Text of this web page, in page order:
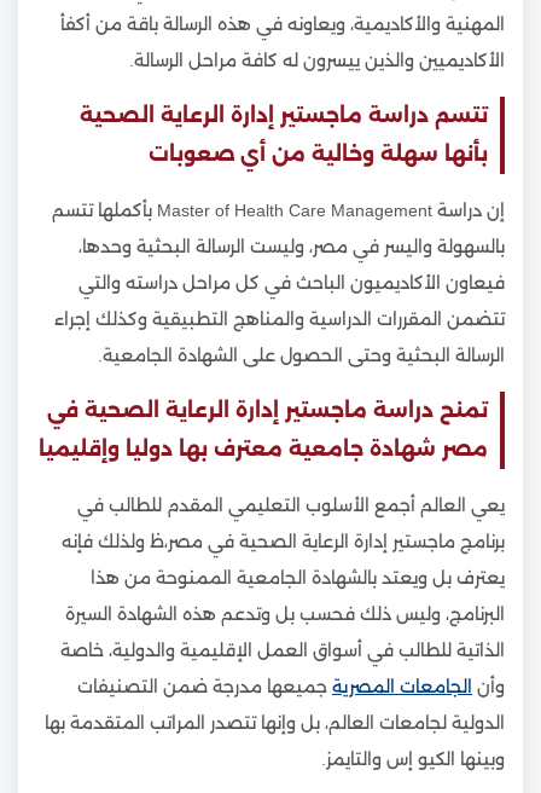
المهنية والأكاديمية، ويعاونه في هذه الرسالة باقة من أكفأ
الأكاديميين والذين ييسرون له كافة مراحل الرسالة.
تتسم دراسة ماجستير إدارة الرعاية الصحية
بأنها سهلة وخالية من أي صعوبات
إن دراسة Master of Health Care Management بأكملها تتسم
بالسهولة واليسر في مصر، وليست الرسالة البحثية وحدها،
فيعاون الأكاديميون الباحث في كل مراحل دراسته والتي
تتضمن المقررات الدراسية والمناهج التطبيقية وكذلك إجراء
الرسالة البحثية وحتى الحصول على الشهادة الجامعية.
تمنح دراسة ماجستير إدارة الرعاية الصحية في
مصر شهادة جامعية معترف بها دوليا وإقليميا
يعي العالم أجمع الأسلوب التعليمي المقدم للطالب في
برنامج ماجستير إدارة الرعاية الصحية في مصر،ظ ولذلك فإنه
يعترف بل ويعتد بالشهادة الجامعية الممنوحة من هذا
البرنامج، وليس ذلك فحسب بل وتدعم هذه الشهادة السيرة
الذاتية للطالب في أسواق العمل الإقليمية والدولية، خاصة
وأن
الجامعات المصرية جميعها مدرجة ضمن التصنيفات
الدولية لجامعات العالم، بل وإنها تتصدر المراتب المتقدمة بها
وبينها الكيو إس والتايمز.